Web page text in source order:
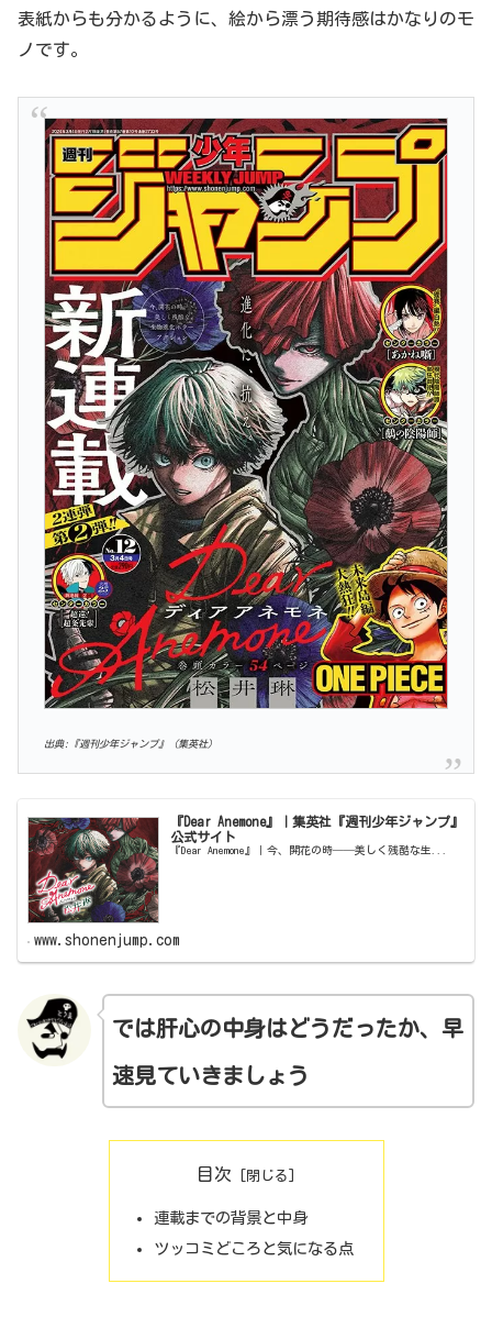
表紙からも分かるように、絵から漂う期待感はかなりのモ
ノです。
出典:『週刊少年ジャンプ』（集英社）
『Dear Anemone』｜集英社『週刊少年ジャンプ』
公式サイト
『Dear Anemone』｜今、開花の時──美しく残酷な生...
www.shonenjump.com
では肝心の中身はどうだったか、早
速見ていきましょう
目次
連載までの背景と中身
ツッコミどころと気になる点